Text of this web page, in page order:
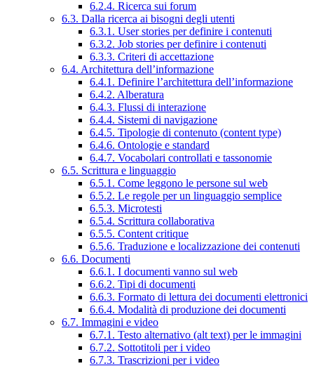
6.2.4. Ricerca sui forum
6.3. Dalla ricerca ai bisogni degli utenti
6.3.1. User stories per definire i contenuti
6.3.2. Job stories per definire i contenuti
6.3.3. Criteri di accettazione
6.4. Architettura dell’informazione
6.4.1. Definire l’architettura dell’informazione
6.4.2. Alberatura
6.4.3. Flussi di interazione
6.4.4. Sistemi di navigazione
6.4.5. Tipologie di contenuto (content type)
6.4.6. Ontologie e standard
6.4.7. Vocabolari controllati e tassonomie
6.5. Scrittura e linguaggio
6.5.1. Come leggono le persone sul web
6.5.2. Le regole per un linguaggio semplice
6.5.3. Microtesti
6.5.4. Scrittura collaborativa
6.5.5. Content critique
6.5.6. Traduzione e localizzazione dei contenuti
6.6. Documenti
6.6.1. I documenti vanno sul web
6.6.2. Tipi di documenti
6.6.3. Formato di lettura dei documenti elettronici
6.6.4. Modalità di produzione dei documenti
6.7. Immagini e video
6.7.1. Testo alternativo (alt text) per le immagini
6.7.2. Sottotitoli per i video
6.7.3. Trascrizioni per i video